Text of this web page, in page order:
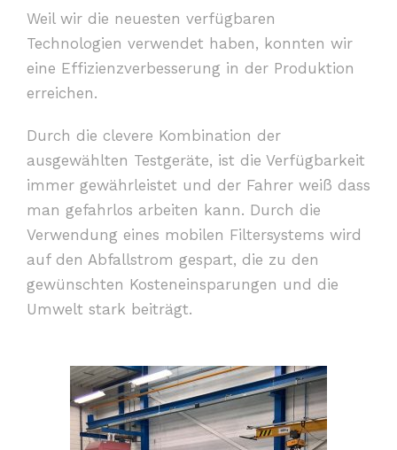
Weil wir die neuesten verfügbaren
Technologien verwendet haben, konnten wir
eine Effizienzverbesserung in der Produktion
erreichen.
Durch die clevere Kombination der
ausgewählten Testgeräte, ist die Verfügbarkeit
immer gewährleistet und der Fahrer weiß dass
man gefahrlos arbeiten kann. Durch die
Verwendung eines mobilen Filtersystems wird
auf den Abfallstrom gespart, die zu den
gewünschten Kosteneinsparungen und die
Umwelt stark beiträgt.